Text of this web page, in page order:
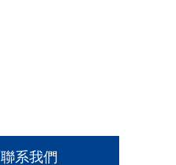
聯系我們